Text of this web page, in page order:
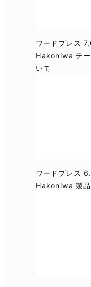
ワードプレス
Hakoniwa テー
いて
ワードプレス
Hakoniwa 製品